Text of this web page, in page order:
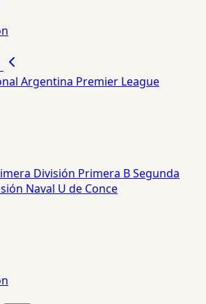
Argentina Premier League
División Primera BSegunda
Naval U de Conce